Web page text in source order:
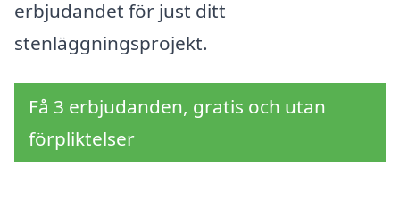
erbjudandet för just ditt
stenläggningsprojekt.
Få 3 erbjudanden, gratis och utan
förpliktelser